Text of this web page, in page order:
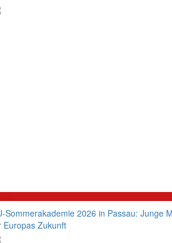
Sommerakademie 2026 in Passau: Junge
Europas Zukunft